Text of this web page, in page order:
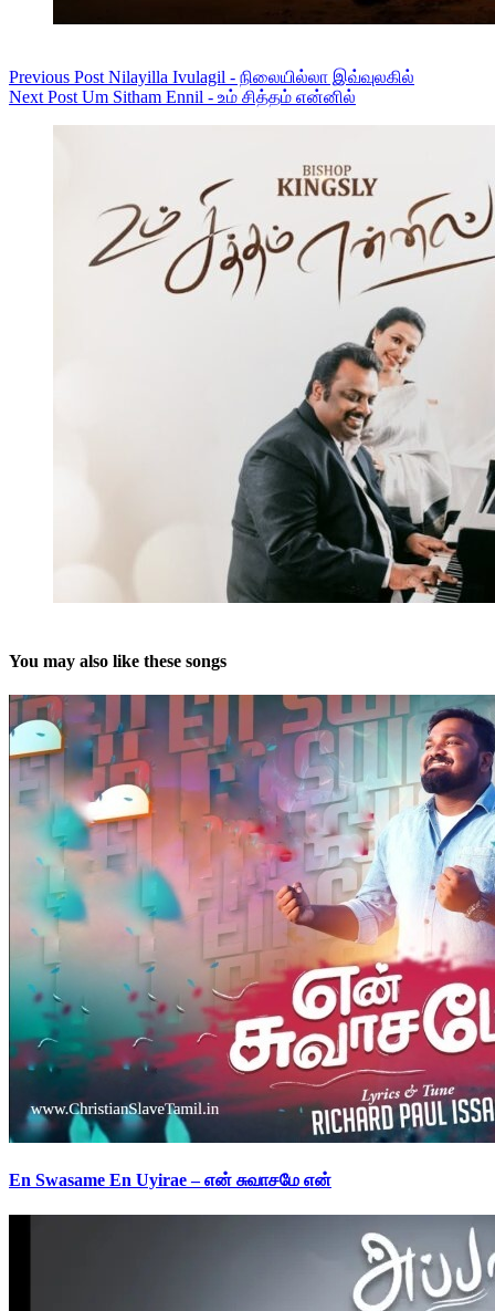
Previous Post Nilayilla Ivulagil - நிலையில்லா இவ்வுலகில்
Next Post Um Sitham Ennil - உம் சித்தம் என்னில்
You may also like these songs
En Swasame En Uyirae – என் சுவாசமே என்